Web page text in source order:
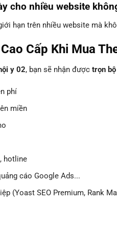
cho nhiều website
hạn trên nhiều website mà
Cấp Khi Mua
y 02, bạn sẽ nhận được trọn
phí
miền
hotline
cáo Google Ads...
(Yoast SEO Premium, Rank